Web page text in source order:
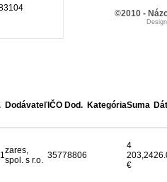
Dodávateľ IČO Dod. KategóriaSuma
zares,
spol. s r.o. 35778806
4
203,24
€
©2010 -